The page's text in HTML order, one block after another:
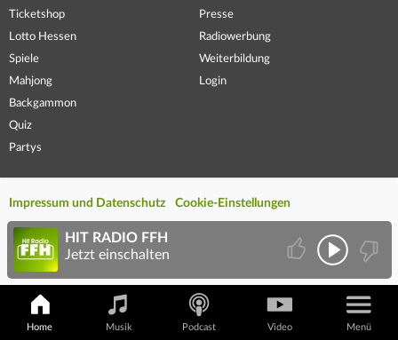
Ticketshop
Lotto Hessen
Spiele
Mahjong
Backgammon
Quiz
Partys
Presse
Radiowerbung
Weiterbildung
Login
Impressum und Datenschutz Cookie-Einstellungen
Home Musik Podcast Video Menü
HIT RADIO FFH
Jetzt einschalten